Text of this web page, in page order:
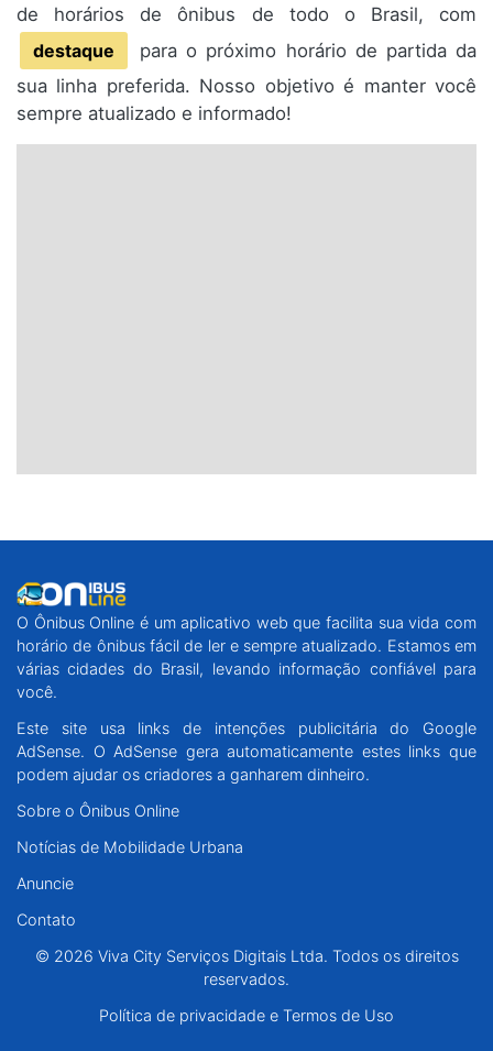
de horários de ônibus de todo o Brasil, com
destaque
para o próximo horário de partida da
sua linha preferida. Nosso objetivo é manter você
sempre atualizado e informado!
O Ônibus Online é um aplicativo web que facilita sua vida com
horário de ônibus fácil de ler e sempre atualizado. Estamos em
várias cidades do Brasil, levando informação confiável para
você.
Este site usa links de intenções publicitária do Google
AdSense. O AdSense gera automaticamente estes links que
podem ajudar os criadores a ganharem dinheiro.
Sobre o Ônibus Online
Notícias de Mobilidade Urbana
Anuncie
Contato
© 2026 Viva City Serviços Digitais Ltda. Todos os direitos
reservados.
Política de privacidade e Termos de Uso